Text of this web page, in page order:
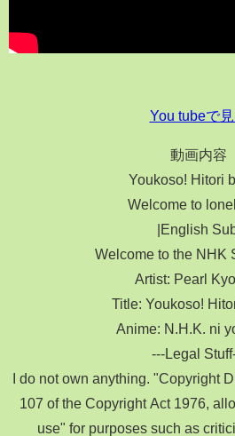
You tubeで
動画内容
Youkoso! Hitori
Welcome to
|English
Welcome to the NHK
Artist: Pearl
Title: Youkoso!
Anime: N.H.K. ni
---Legal
I do not own anything. "Copyright
107 of the Copyright Act 1976,
use" for purposes such as